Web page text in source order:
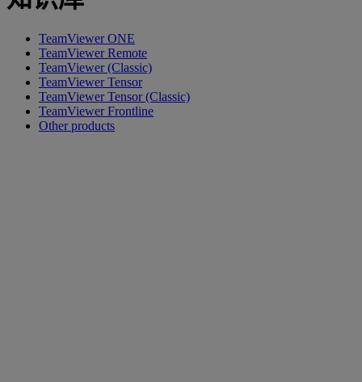
TeamViewer ONE
TeamViewer Remote
TeamViewer (Classic)
TeamViewer Tensor
TeamViewer Tensor (Classic)
TeamViewer Frontline
Other products